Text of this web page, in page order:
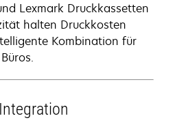
Lexmark Druckkassetten
halten Druckkosten
Kombination für